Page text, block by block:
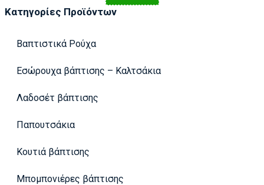
Κατηγορίες Προϊόντων
Βαπτιστικά Ρούχα
Εσώρουχα βάπτισης – Καλτσάκια
Λαδοσέτ βάπτισης
Παπουτσάκια
Κουτιά βάπτισης
Μπομπονιέρες βάπτισης